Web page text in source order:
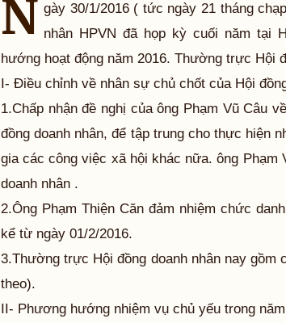
N gày 30/1/2016 ( tức ngày 21 tháng
nhân HPVN đã họp kỳ cuối năm tại
hướng hoạt động năm 2016. Thường trực Hội
I- Điều chỉnh về nhân sự chủ chốt của Hội
1.Chấp nhận đề nghị của ông Phạm Vũ Câu
đồng doanh nhân, để tập trung cho thực hiện
gia các công việc xã hội khác nữa. ông Phạm
doanh nhân .
2.Ông Phạm Thiện Căn đảm nhiệm chức
kể từ ngày 01/2/2016.
3.Thường trực Hội đồng doanh nhân nay
theo).
II- Phương hướng nhiệm vụ chủ yếu trong